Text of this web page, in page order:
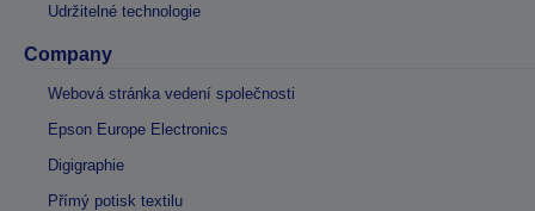
Udržitelné technologie
Company
Webová stránka vedení společnosti
Epson Europe Electronics
Digigraphie
Přímý potisk textilu